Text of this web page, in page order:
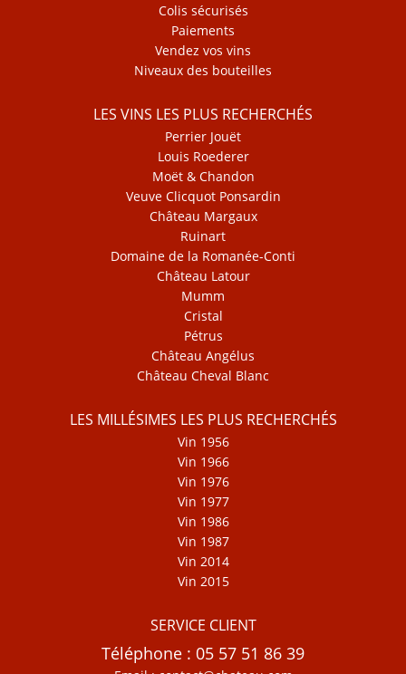
Colis sécurisés
Paiements
Vendez vos vins
Niveaux des bouteilles
LES VINS LES PLUS RECHERCHÉS
Perrier Jouët
Louis Roederer
Moët & Chandon
Veuve Clicquot Ponsardin
Château Margaux
Ruinart
Domaine de la Romanée-Conti
Château Latour
Mumm
Cristal
Pétrus
Château Angélus
Château Cheval Blanc
LES MILLÉSIMES LES PLUS RECHERCHÉS
Vin 1956
Vin 1966
Vin 1976
Vin 1977
Vin 1986
Vin 1987
Vin 2014
Vin 2015
SERVICE CLIENT
Téléphone : 05 57 51 86 39